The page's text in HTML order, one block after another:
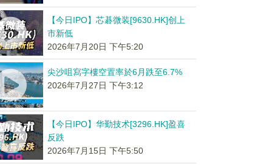
【今日IPO】芯碁微装[9630.HK]创上
市新低
2026年7月20日 下午5:20
尖沙咀寫字樓空置率於6月跌至6.7%
2026年7月27日 下午3:12
【今日IPO】华勤技术[3296.HK]盈喜
反跌
2026年7月15日 下午5:50